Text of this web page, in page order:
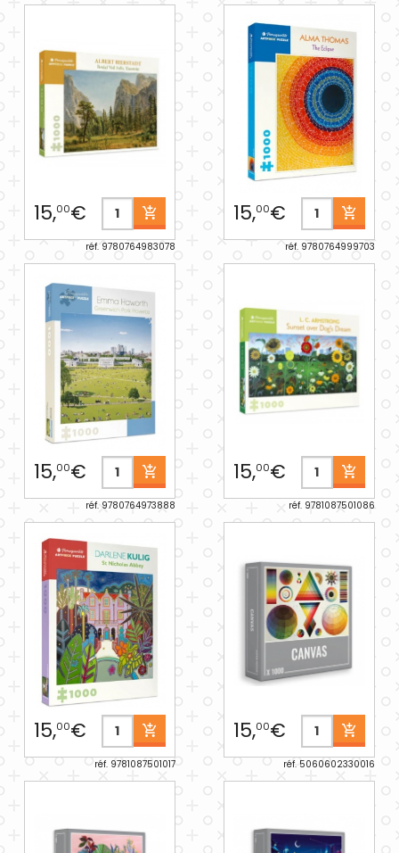
15,00€
réf. 9780764983078
15,00€
réf. 9780764999703
15,00€
réf. 9780764973888
15,00€
réf. 9781087501086
15,00€
réf. 9781087501017
15,00€
réf. 5060602330016